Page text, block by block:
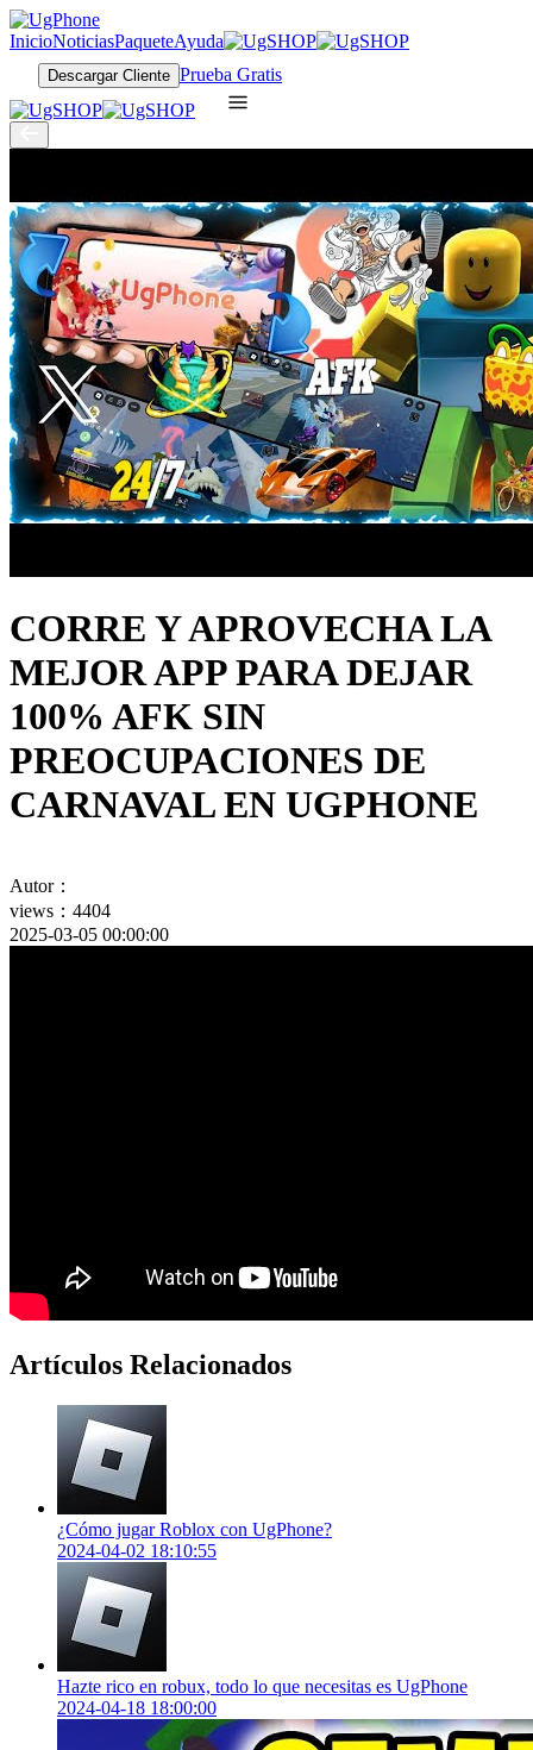
InicioNoticiasPaqueteAyuda
Descargar Cliente Prueba Gratis
CORRE Y APROVECHA LA
MEJOR APP PARA DEJAR
100% AFK SIN
PREOCUPACIONES DE
CARNAVAL EN UGPHONE
Autor：
views：4404
2025-03-05 00:00:00
Artículos Relacionados
¿Cómo jugar Roblox con UgPhone?
2024-04-02 18:10:55
Hazte rico en robux, todo lo que necesitas es UgPhone
2024-04-18 18:00:00